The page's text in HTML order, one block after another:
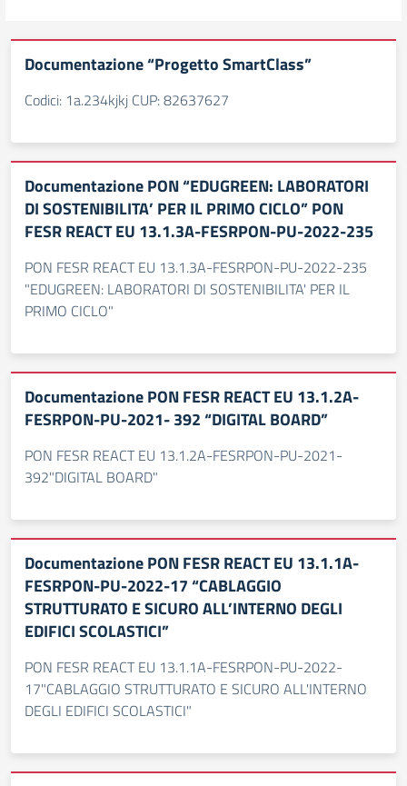
Documentazione “Progetto SmartClass”
Codici: 1a.234kjkj CUP: 82637627
Documentazione PON “EDUGREEN: LABORATORI
DI SOSTENIBILITA’ PER IL PRIMO CICLO” PON
FESR REACT EU 13.1.3A-FESRPON-PU-2022-235
PON FESR REACT EU 13.1.3A-FESRPON-PU-2022-235
"EDUGREEN: LABORATORI DI SOSTENIBILITA' PER IL
PRIMO CICLO"
Documentazione PON FESR REACT EU 13.1.2A-
FESRPON-PU-2021- 392 “DIGITAL BOARD”
PON FESR REACT EU 13.1.2A-FESRPON-PU-2021-
392"DIGITAL BOARD"
Documentazione PON FESR REACT EU 13.1.1A-
FESRPON-PU-2022-17 “CABLAGGIO
STRUTTURATO E SICURO ALL’INTERNO DEGLI
EDIFICI SCOLASTICI”
PON FESR REACT EU 13.1.1A-FESRPON-PU-2022-
17"CABLAGGIO STRUTTURATO E SICURO ALL'INTERNO
DEGLI EDIFICI SCOLASTICI"